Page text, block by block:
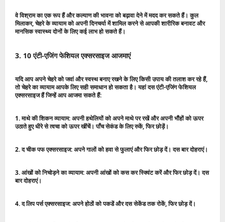
वे विश्राम का एक रूप हैं और कल्याण की भावना को बढ़ावा देने में मदद कर सकते हैं। कुल
मिलाकर, चेहरे के व्यायाम को अपनी दिनचर्या में शामिल करने से आपकी शारीरिक बनावट और
मानसिक स्वास्थ्य दोनों के लिए कई लाभ हो सकते हैं।
3. 10 एंटी-एजिंग फेशियल एक्सरसाइज आजमाएं
यदि आप अपने चेहरे को जवां और स्वस्थ बनाए रखने के लिए किसी उपाय की तलाश कर रहे हैं,
तो चेहरे का व्यायाम आपके लिए सही समाधान हो सकता है। यहां दस एंटी-एजिंग फेशियल
एक्सरसाइज हैं जिन्हें आप आजमा सकते हैं:
1. माथे की शिकन व्यायाम:अपनी हथेलियों को अपने माथे पर रखें और अपनी भौंहों को ऊपर
उठाते हुए धीरे से त्वचा को ऊपर खींचें। पाँच सेकंड के लिए रुकें, फिर छोड़ें।
2. द चीक पफ एक्सरसाइज:अपने गालों को हवा से फुलाएं और फिर छोड़ दें। दस बार दोहराएं।
3. आंखों को निचोड़ने का व्यायाम:अपनी आंखों को कस कर स्क्विंट करें और फिर छोड़ दें। दस
बार दोहराएं।
4. द लिप पर्स एक्सरसाइज:अपने होठों को पकडें और दस सेकेंड तक रोकें, फिर छोड़ दें।